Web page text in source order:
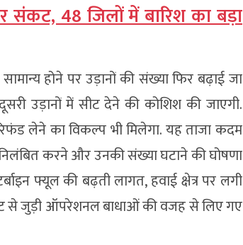
48 जिलों में बारिश का बड़ा
होने पर उड़ानों की संख्या फिर बढ़ाई जा
उड़ानों में सीट देने की कोशिश की जाएगी.
लेने का विकल्प भी मिलेगा. यह ताजा कदम
निलंबित करने और उनकी संख्या घटाने की घोषणा
फ्यूल की बढ़ती लागत, हवाई क्षेत्र पर लगी
से जुड़ी ऑपरेशनल बाधाओं की वजह से लिए गए